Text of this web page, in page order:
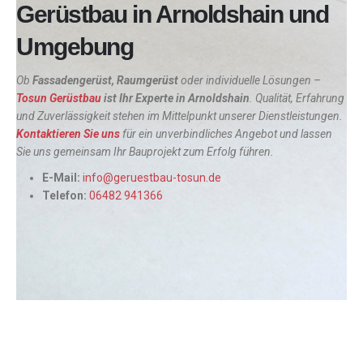
Gerüstbau in Arnoldshain und
Umgebung
Ob Fassadengerüst, Raumgerüstoder individuelle Lösungen –
Tosun Gerüstbauist Ihr Experte in Arnoldshain . Qualität, Erfahrung
und Zuverlässigkeit stehen im Mittelpunkt unserer Dienstleistungen.
Kontaktieren Sie uns für ein unverbindliches Angebot und lassen
Sie uns gemeinsam Ihr Bauprojekt zum Erfolg führen.
E-Mail: info@geruestbau-tosun.de
Telefon: 06482 941366